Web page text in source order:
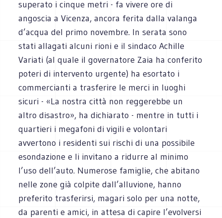
superato i cinque metri - fa vivere ore di
angoscia a Vicenza, ancora ferita dalla valanga
d’acqua del primo novembre. In serata sono
stati allagati alcuni rioni e il sindaco Achille
Variati (al quale il governatore Zaia ha conferito
poteri di intervento urgente) ha esortato i
commercianti a trasferire le merci in luoghi
sicuri - «La nostra città non reggerebbe un
altro disastro», ha dichiarato - mentre in tutti i
quartieri i megafoni di vigili e volontari
avvertono i residenti sui rischi di una possibile
esondazione e li invitano a ridurre al minimo
l’uso dell’auto. Numerose famiglie, che abitano
nelle zone già colpite dall’alluvione, hanno
preferito trasferirsi, magari solo per una notte,
da parenti e amici, in attesa di capire l’evolversi